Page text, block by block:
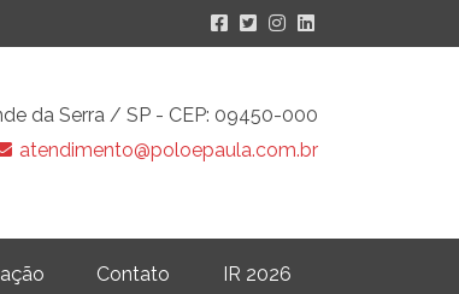
da Serra / SP - CEP: 09450-000
atendimento@poloepaula.com.br
Contato IR 2026